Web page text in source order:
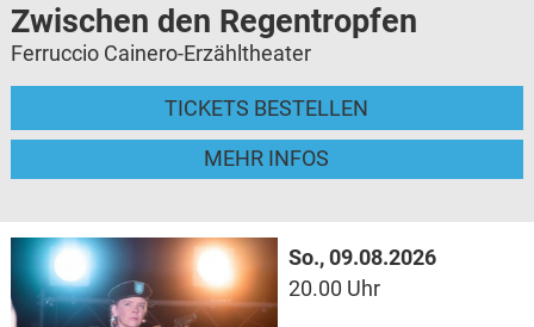
Zwischen den Regentropfen
Ferruccio Cainero-Erzähltheater
TICKETS BESTELLEN
MEHR INFOS
So., 09.08.2026
20.00 Uhr